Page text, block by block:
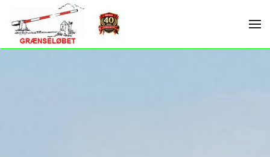
Skip to main content